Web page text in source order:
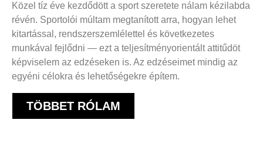
Közel tíz éve kezdődött a sport szeretete nálam kézilabda
révén. Sportolói múltam megtanított arra, hogyan lehet
kitartással, rendszerszemlélettel és következetes
munkával fejlődni — ezt a teljesítményorientált attitűdöt
képviselem az edzéseken is. Az edzéseimet mindig az
egyéni célokra és lehetőségekre építem.
TÖBBET RÓLAM